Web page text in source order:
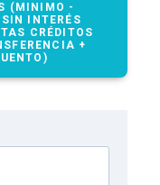
(MINIMO -
INTERÉS
CRÉDITOS
+